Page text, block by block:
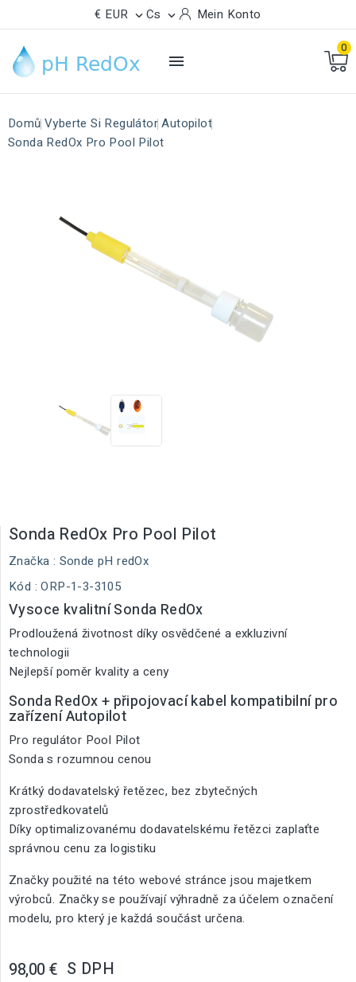
€ EUR  Cs  Mein Konto

0
Domů Vyberte Si Regulátor Autopilot
Sonda RedOx Pro Pool Pilot
Sonda RedOx Pro Pool Pilot
Značka : Sonde pH redOx
Kód : ORP-1-3-3105
Vysoce kvalitní Sonda RedOx
Prodloužená životnost díky osvědčené a exkluzivní
technologii
Nejlepší poměr kvality a ceny
Sonda RedOx + připojovací kabel kompatibilní pro
zařízení Autopilot
Pro regulátor Pool Pilot
Sonda s rozumnou cenou
Krátký dodavatelský řetězec, bez zbytečných
zprostředkovatelů
Díky optimalizovanému dodavatelskému řetězci zaplaťte
správnou cenu za logistiku
Značky použité na této webové stránce jsou majetkem
výrobců. Značky se používají výhradně za účelem označení
modelu, pro který je každá součást určena.
98,00 € S DPH